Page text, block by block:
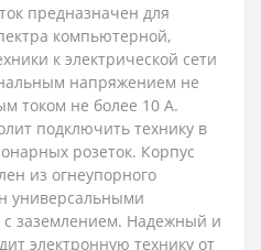
предназначен для
компьютерной,
к электрической сети
напряжением не
током не более 10 А.
подключить технику в
розеток. Корпус
из огнеупорного
универсальными
с заземлением. Надежный и
электронную технику от